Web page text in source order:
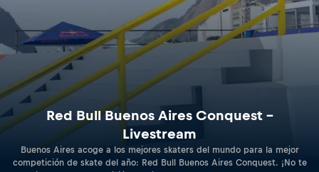
Red Bull Buenos Aires Conquest –
Livestream
Buenos Aires acoge a los mejores skaters del mundo para la mejor
competición de skate del año: Red Bull Buenos Aires Conquest. ¡No te